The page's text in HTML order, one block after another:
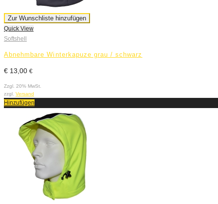
Zur Wunschliste hinzufügen
Quick View
Softshell
Abnehmbare Winterkapuze grau / schwarz
€ 13,00 €
Zzgl. 20% MwSt.
zzgl. Versand
Hinzufügen